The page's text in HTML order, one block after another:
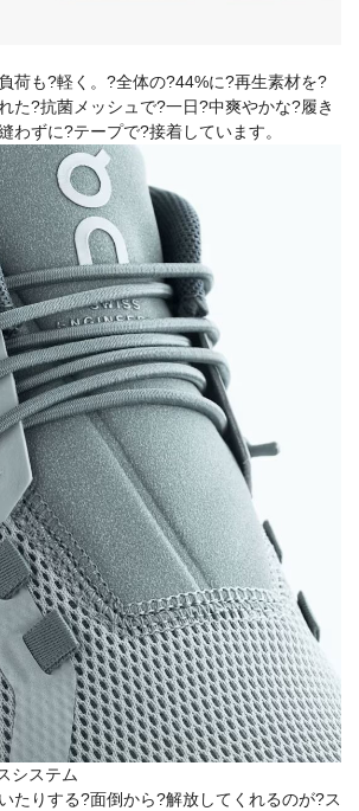
荷も?軽く。?全体の?44%に?再生素材を?
た?抗菌メッシュで?一日?中爽やかな?履き
わずに?テープで?接着しています。
システム
たりする?面倒から?解放してくれるのが?ス